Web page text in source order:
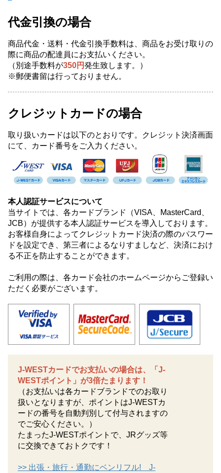
代金引換の場合
商品代金・送料・代金引換手数料は、商品をお受け取りの
際に商品の配達員にお支払いください。
（別途手数料が350円発生致します。）
※郵便書留は行っておりません。
クレジットカードの場合
取り扱いカードは以下のとおりです。クレジット決済画面
にて、カード番号をご入力ください。
本人認証サービスについて
当サイトでは、各カードブランド（VISA、MasterCard、
JCB）が提供する本人認証サービスを導入しております。
お客様自身によってクレジットカード決済の際のパスワー
ドを設定でき、第三者によるなりすましなど、決済におけ
る不正を防止することができます。
ご利用の際は、各カード会社のホームページからご登録い
ただく必要がございます。
J-WESTカードでお支払いの場合は、「J-
WESTポイント」が3倍たまります！
（お支払いは各カードブランドでのお取り
扱いとなりますが、ポイントはJ-WESTカ
ードの番号を自動判別して付与されますの
でご安心ください。）
たまったJ-WESTポイントで、JRグッズ等
に交換できておトクです！
>> 出張・旅行・通勤にベンリフル! J-